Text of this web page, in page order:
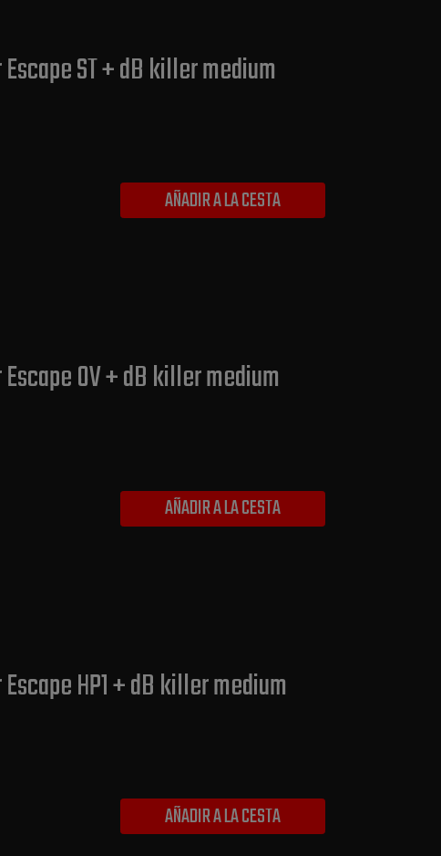
ST + dB killer medium
AÑADIR A LA CESTA
OV + dB killer medium
AÑADIR A LA CESTA
HP1 + dB killer medium
AÑADIR A LA CESTA